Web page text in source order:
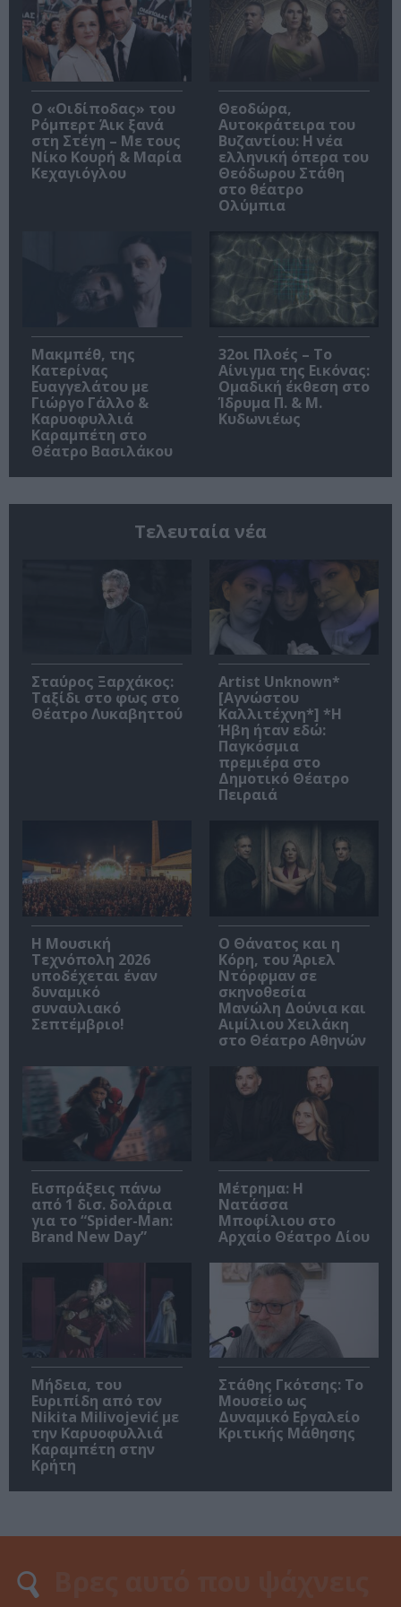
O «Οιδίποδας» του
Ρόμπερτ Άικ ξανά
στη Στέγη – Με τους
Νίκο Κουρή & Μαρία
Κεχαγιόγλου
Θεοδώρα,
Αυτοκράτειρα του
Βυζαντίου: Η νέα
ελληνική όπερα του
Θεόδωρου Στάθη
στο θέατρο
Ολύμπια
Μακμπέθ, της
Κατερίνας
Ευαγγελάτου με
Γιώργο Γάλλο &
Καρυοφυλλιά
Καραμπέτη στο
Θέατρο Βασιλάκου
32οι Πλοές – Το
Αίνιγμα της Εικόνας:
Ομαδική έκθεση στο
Ίδρυμα Π. & Μ.
Κυδωνιέως
Τελευταία νέα
Σταύρος Ξαρχάκος:
Ταξίδι στο φως στο
Θέατρο Λυκαβηττού
Artist Unknown*
[Αγνώστου
Καλλιτέχνη*] *Η
Ήβη ήταν εδώ:
Παγκόσμια
πρεμιέρα στο
Δημοτικό Θέατρο
Πειραιά
Η Μουσική
Τεχνόπολη 2026
υποδέχεται έναν
δυναμικό
συναυλιακό
Σεπτέμβριο!
Ο Θάνατος και η
Κόρη, του Άριελ
Ντόρφμαν σε
σκηνοθεσία
Μανώλη Δούνια και
Αιμίλιου Χειλάκη
στο Θέατρο Αθηνών
Εισπράξεις πάνω
από 1 δισ. δολάρια
για το “Spider-Man:
Brand New Day”
Μέτρημα: Η
Νατάσσα
Μποφίλιου στο
Αρχαίο Θέατρο Δίου
Μήδεια, του
Ευριπίδη από τον
Nikita Milivojević με
την Καρυοφυλλιά
Καραμπέτη στην
Κρήτη
Στάθης Γκότσης: Το
Μουσείο ως
Δυναμικό Εργαλείο
Κριτικής Μάθησης